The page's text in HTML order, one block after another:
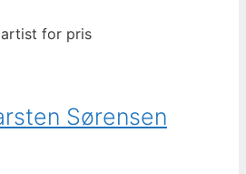
for pris
Sørensen